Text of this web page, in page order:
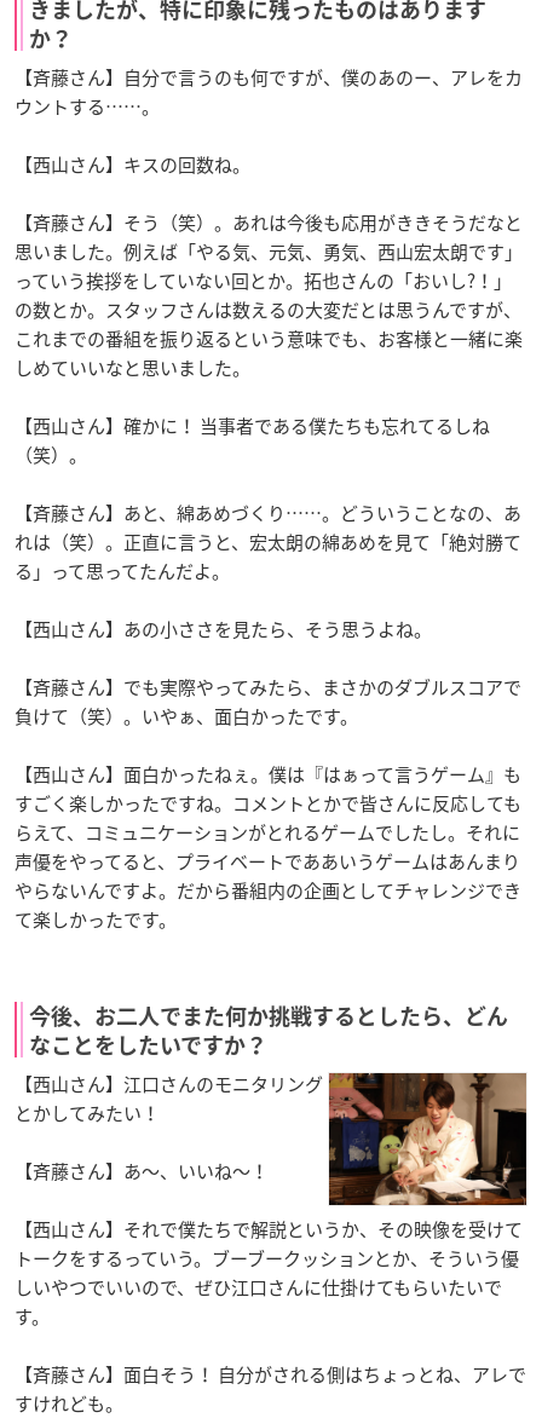
きましたが、特に印象に残ったものはあります
か？
【斉藤さん】自分で言うのも何ですが、僕のあのー、アレをカ
ウントする……。
【西山さん】キスの回数ね。
【斉藤さん】そう（笑）。あれは今後も応用がききそうだなと
思いました。例えば「やる気、元気、勇気、西山宏太朗です」
っていう挨拶をしていない回とか。拓也さんの「おいし?！」
の数とか。スタッフさんは数えるの大変だとは思うんですが、
これまでの番組を振り返るという意味でも、お客様と一緒に楽
しめていいなと思いました。
【西山さん】確かに！ 当事者である僕たちも忘れてるしね
（笑）。
【斉藤さん】あと、綿あめづくり……。どういうことなの、あ
れは（笑）。正直に言うと、宏太朗の綿あめを見て「絶対勝て
る」って思ってたんだよ。
【西山さん】あの小ささを見たら、そう思うよね。
【斉藤さん】でも実際やってみたら、まさかのダブルスコアで
負けて（笑）。いやぁ、面白かったです。
【西山さん】面白かったねぇ。僕は『はぁって言うゲーム』も
すごく楽しかったですね。コメントとかで皆さんに反応しても
らえて、コミュニケーションがとれるゲームでしたし。それに
声優をやってると、プライベートでああいうゲームはあんまり
やらないんですよ。だから番組内の企画としてチャレンジでき
て楽しかったです。
今後、お二人でまた何か挑戦するとしたら、どん
なことをしたいですか？
【西山さん】江口さんのモニタリング
とかしてみたい！
【斉藤さん】あ〜、いいね〜！
【西山さん】それで僕たちで解説というか、その映像を受けて
トークをするっていう。ブーブークッションとか、そういう優
しいやつでいいので、ぜひ江口さんに仕掛けてもらいたいで
す。
【斉藤さん】面白そう！ 自分がされる側はちょっとね、アレで
すけれども。